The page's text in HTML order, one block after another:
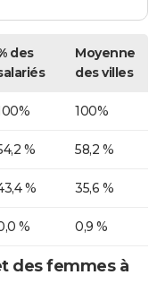
des
Moyenne
des villes
100%
% 58,2 %
% 35,6 %
% 0,9 %
des femmes à